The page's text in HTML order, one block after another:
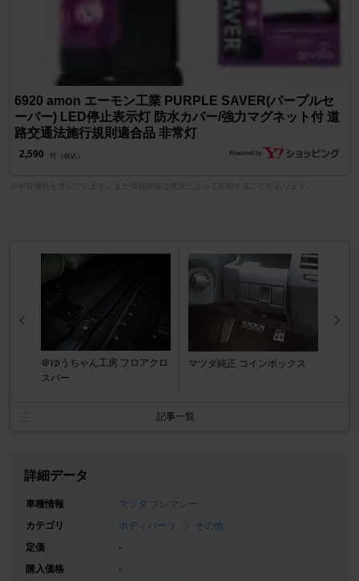
6920 amon エーモン工業 PURPLE SAVER(パープルセ
ーバー) LED停止表示灯 防水カバー/強力マグネット付 道
路交通法施行規則適合品 非常灯
2,590 円 （税込）
＠ゆうちゃん工房 フロアクロ
スバー
マツダ純正 コインボックス
記事一覧
詳細データ
車種情報
マツダ プレマシー
カテゴリ
ボディパーツ
その他
定価
-
購入価格
-